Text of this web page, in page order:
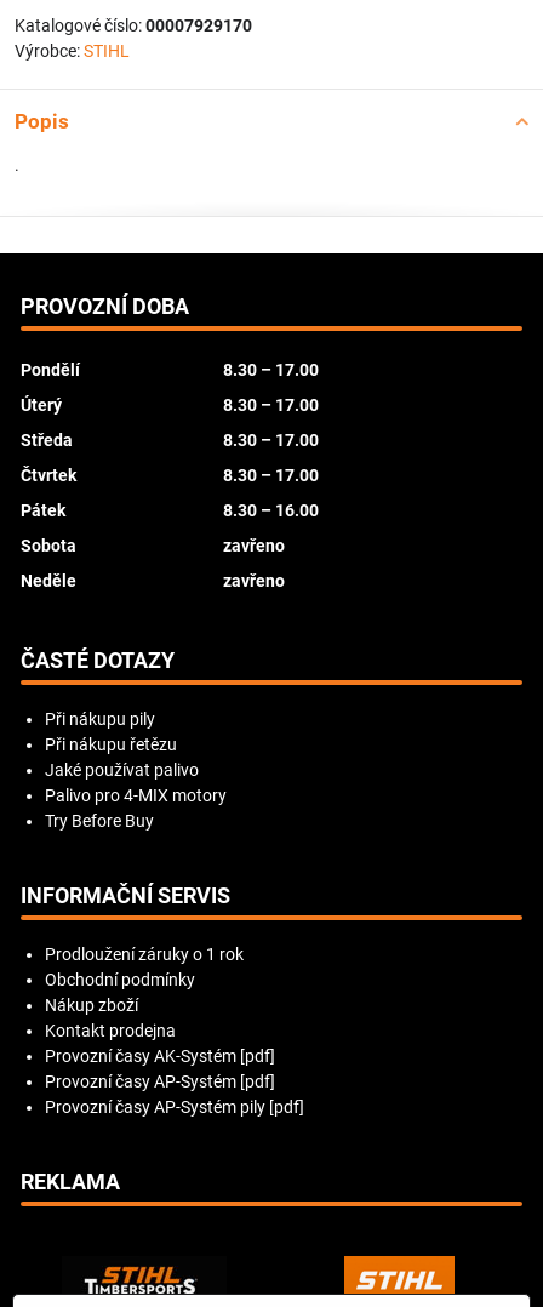
Katalogové číslo:00007929170
Výrobce:STIHL
Popis
.
PROVOZNÍ DOBA
Pondělí
8.30 – 17.00
Úterý
8.30 – 17.00
Středa
8.30 – 17.00
Čtvrtek
8.30 – 17.00
Pátek
8.30 – 16.00
Sobota
zavřeno
Neděle
zavřeno
ČASTÉ DOTAZY
Při nákupu pily
Při nákupu řetězu
Jaké používat palivo
Palivo pro 4-MIX motory
Try Before Buy
INFORMAČNÍ SERVIS
Prodloužení záruky o 1 rok
Obchodní podmínky
Nákup zboží
Kontakt prodejna
Provozní časy AK-Systém [pdf]
Provozní časy AP-Systém [pdf]
Provozní časy AP-Systém pily [pdf]
REKLAMA